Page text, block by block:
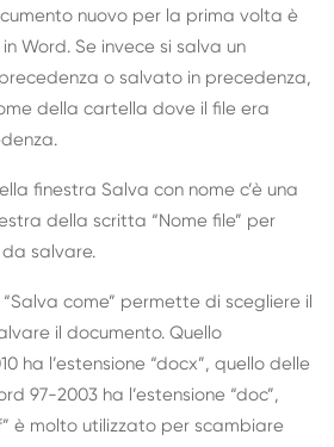
nuovo per la prima volta è
Word. Se invece si salva un
o salvato in precedenza,
della cartella dove il file era
finestra Salva con nome c’è una
della scritta “Nome file” per
da salvare.
come” permette di scegliere il
il documento. Quello
ha l’estensione “docx”, quello delle
97-2003 ha l’estensione “doc”,
è molto utilizzato per scambiare